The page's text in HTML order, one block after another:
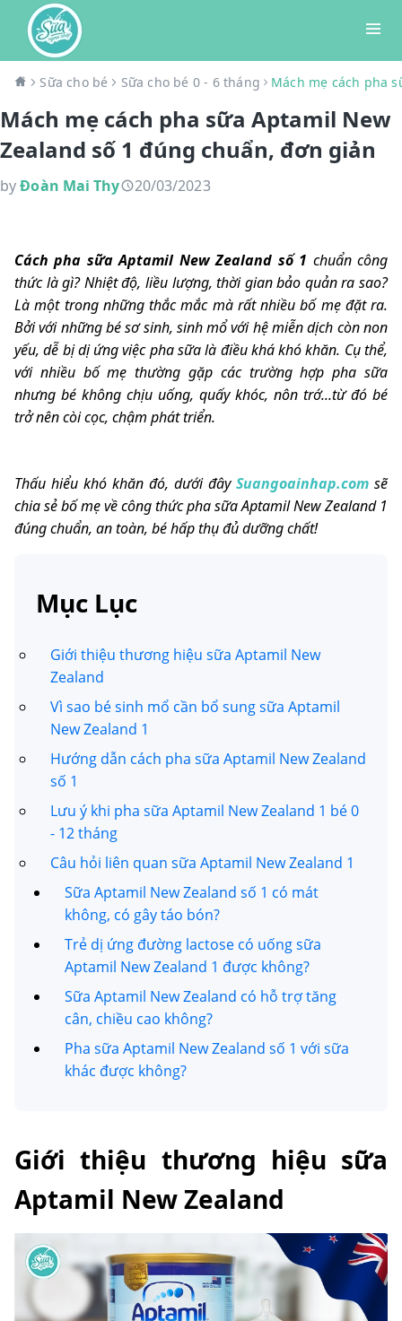
Sữa cho bé Sữa cho bé 0 - 6 tháng Mách mẹ cách pha
Mách mẹ cách pha sữa Aptamil New
Zealand số 1 đúng chuẩn, đơn giản
byĐoàn Mai Thy 20/03/2023
Cách pha sữaAptamil New Zealand số 1 chuẩn công
thức là gì? Nhiệt độ, liều lượng, thời gian bảo quản ra sao?
Là một trong những thắc mắc mà rất nhiều bố mẹ đặt ra.
Bởi với những bé sơ sinh, sinh mổ với hệ miễn dịch còn non
yếu, dễ bị dị ứng việc pha sữa là điều khá khó khăn. Cụ thể,
với nhiều bố mẹ thường gặp các trường hợp pha sữa
nhưng bé không chịu uống, quấy khóc, nôn trớ...từ đó bé
trở nên còi cọc, chậm phát triển.
Thấu hiểu khó khăn đó, dưới đây Suangoainhap.com sẽ
chia sẻ bố mẹ về công thức pha sữa Aptamil New Zealand 1
đúng chuẩn, an toàn, bé hấp thụ đủ dưỡng chất!
Mục Lục
Giới thiệu thương hiệu sữa Aptamil New
Zealand
Vì sao bé sinh mổ cần bổ sung sữa Aptamil
New Zealand 1
Hướng dẫn cách pha sữa Aptamil New Zealand
số 1
Lưu ý khi pha sữa Aptamil New Zealand 1 bé 0
- 12 tháng
Câu hỏi liên quan sữa Aptamil New Zealand 1
Sữa Aptamil New Zealand số 1 có mát
không, có gây táo bón?
Trẻ dị ứng đường lactose có uống sữa
Aptamil New Zealand 1 được không?
Sữa Aptamil New Zealand có hỗ trợ tăng
cân, chiều cao không?
Pha sữa Aptamil New Zealand số 1 với sữa
khác được không?
Giới thiệu thương hiệu sữa
Aptamil New Zealand